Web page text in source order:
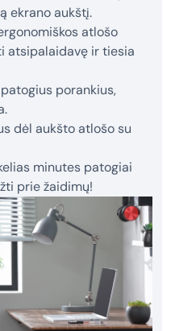
ekrano aukštį.
atlošo
atsipalaidavę ir tiesia
porankius,
dėl aukšto atlošo su
minutes patogiai
prie žaidimų!